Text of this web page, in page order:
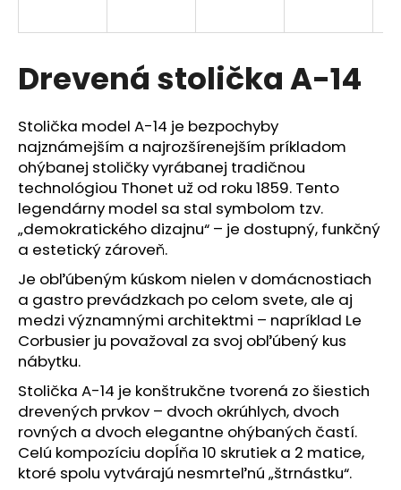
Drevená stolička A-14
Stolička model A-14 je bezpochyby
najznámejším a najrozšírenejším príkladom
ohýbanej stoličky vyrábanej tradičnou
technológiou Thonet už od roku 1859. Tento
legendárny model sa stal symbolom tzv.
„demokratického dizajnu“ – je dostupný, funkčný
a estetický zároveň.
Je obľúbeným kúskom nielen v domácnostiach
a gastro prevádzkach po celom svete, ale aj
medzi významnými architektmi – napríklad Le
Corbusier ju považoval za svoj obľúbený kus
nábytku.
Stolička A-14 je konštrukčne tvorená zo šiestich
drevených prvkov – dvoch okrúhlych, dvoch
rovných a dvoch elegantne ohýbaných častí.
Celú kompozíciu dopĺňa 10 skrutiek a 2 matice,
ktoré spolu vytvárajú nesmrteľnú „štrnástku“.
s
ť
?
HĽADAŤ
O
d
p
o
r
ú
č
a
m
e